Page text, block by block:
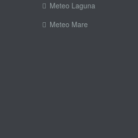
Meteo Laguna
Meteo Mare